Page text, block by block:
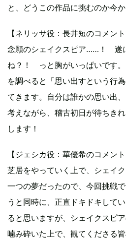
と、どうこの作品に挑むのか今
【ネリッサ役：長井短のコメント
念願のシェイクスピア……！ 遂
ね？！ っと胸がいっぱいです
を調べると「思い出すという行
てきます。自分は誰かの思い出
考えながら、稽古初日が待ちき
します！
【ジェシカ役：華優希のコメント
芝居をやっていく上で、シェイ
一つの夢だったので、今回挑戦
うと同時に、正直ドキドキして
ると思いますが、シェイクスピ
噛み砕いた上で、観てくださる